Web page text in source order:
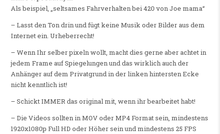
Als beispiel, „seltsames Fahrverhalten bei 420 von Joe mama“
– Lasst den Ton drin und fügt keine Musik oder Bilder aus dem
Internet ein. Urheberrecht!
– Wenn Ihr selber pixeln wollt, macht dies gerne aber achtet in
jedem Frame auf Spiegelungen und das wirklich auch der
Anhänger auf dem Privatgrund in der linken hintersten Ecke
nicht kenntlich ist!
– Schickt IMMER das original mit, wenn ihr bearbeitet habt!
– Die Videos sollten in MOV oder MP4 Format sein, mindestens
1920x1080p Full HD oder Höher sein und mindestens 25 FPS